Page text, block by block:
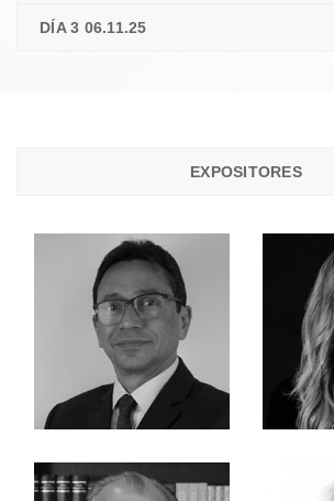
DÍA 3 06.11.25
EXPOSITORES